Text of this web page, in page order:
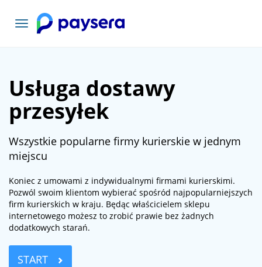
Toggle
navigation
Usługa dostawy
przesyłek
Wszystkie popularne firmy kurierskie w jednym
miejscu
Koniec z umowami z indywidualnymi firmami kurierskimi.
Pozwól swoim klientom wybierać spośród najpopularniejszych
firm kurierskich w kraju. Będąc właścicielem sklepu
internetowego możesz to zrobić prawie bez żadnych
dodatkowych starań.
START